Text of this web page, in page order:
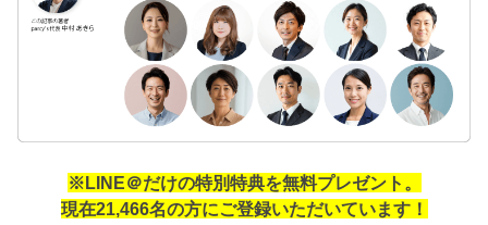
※LINE＠だけの特別特典を無料プレゼント。
現在21,466名の方にご登録いただいています！